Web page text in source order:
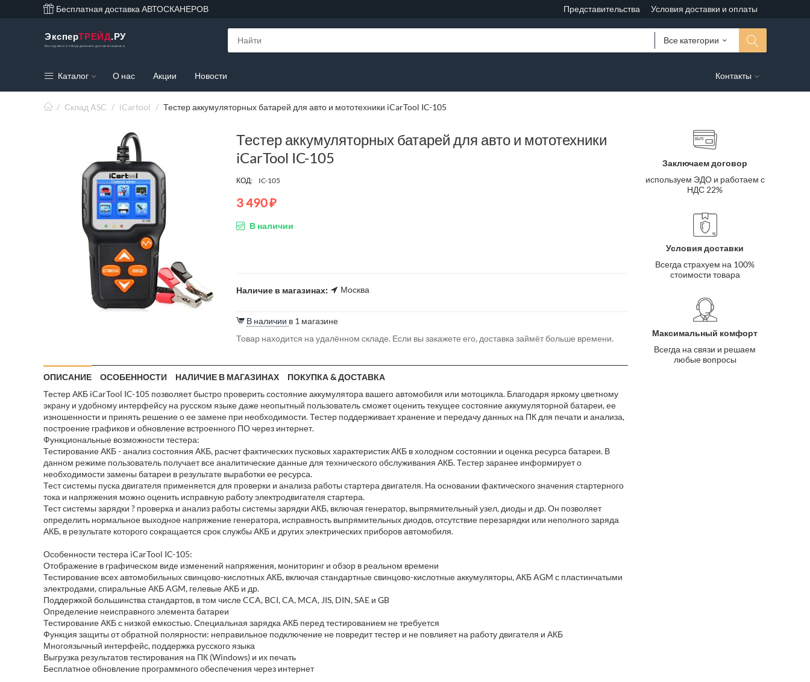
Бесплатная доставка АВТОСКАНЕРОВ Представительства Условия доставки и оплаты
ЭксперТРЕЙД.РУ
Инструмент и оборудование для автосервиса
Все категории
Каталог О нас Акции Новости Контакты
/ Склад ASC / iCartool / Тестер аккумуляторных батарей для авто и мототехники iCarTool IC-105
Тестер аккумуляторных батарей для авто и мототехники
iCarTool IC-105
КОД: IC-105
3 490₽
В наличии
Наличие в магазинах: Москва
В наличии в 1 магазине
Товар находится на удалённом складе. Если вы закажете его, доставка займёт больше времени.
ОПИСАНИЕ ОСОБЕННОСТИ НАЛИЧИЕ В МАГАЗИНАХ
ПОКУПКА & ДОСТАВКА
Тестер АКБ iCarTool IC-105 позволяет быстро проверить состояние аккумулятора вашего автомобиля или мотоцикла. Благодаря яркому цветному
экрану и удобному интерфейсу на русском языке даже неопытный пользователь сможет оценить текущее состояние аккумуляторной батареи, ее
изношенности и принять решение о ее замене при необходимости. Тестер поддерживает хранение и передачу данных на ПК для печати и анализа,
построение графиков и обновление встроенного ПО через интернет.
Функциональные возможности тестера:
Тестирование АКБ - анализ состояния АКБ, расчет фактических пусковых характеристик АКБ в холодном состоянии и оценка ресурса батареи. В
данном режиме пользователь получает все аналитические данные для технического обслуживания АКБ. Тестер заранее информирует о
необходимости замены батареи в результате выработки ее ресурса.
Тест системы пуска двигателя применяется для проверки и анализа работы стартера двигателя. На основании фактического значения стартерного
тока и напряжения можно оценить исправную работу электродвигателя стартера.
Тест системы зарядки ? проверка и анализ работы системы зарядки АКБ, включая генератор, выпрямительный узел, диоды и др. Он позволяет
определить нормальное выходное напряжение генератора, исправность выпрямительных диодов, отсутствие перезарядки или неполного заряда
АКБ, в результате которого сокращается срок службы АКБ и других электрических приборов автомобиля.
Особенности тестера iCarTool IC-105:
Отображение в графическом виде изменений напряжения, мониторинг и обзор в реальном времени
Тестирование всех автомобильных свинцово-кислотных АКБ, включая стандартные свинцово-кислотные аккумуляторы, АКБ AGM с пластинчатыми
электродами, спиральные АКБ AGM, гелевые АКБ и др.
Поддержкой большинства стандартов, в том числе CCA, BCI, CA, MCA, JIS, DIN, SAE и GB
Определение неисправного элемента батареи
Тестирование АКБ с низкой емкостью. Специальная зарядка АКБ перед тестированием не требуется
Функция защиты от обратной полярности: неправильное подключение не повредит тестер и не повлияет на работу двигателя и АКБ
Многоязычный интерфейс, поддержка русского языка
Выгрузка результатов тестирования на ПК (Windows) и их печать
Бесплатное обновление программного обеспечения через интернет
Заключаем договор
используем ЭДО и работаем с
НДС 22%
Условия доставки
Всегда страхуем на 100%
стоимости товара
Максимальный комфорт
Всегда на связи и решаем
любые вопросы